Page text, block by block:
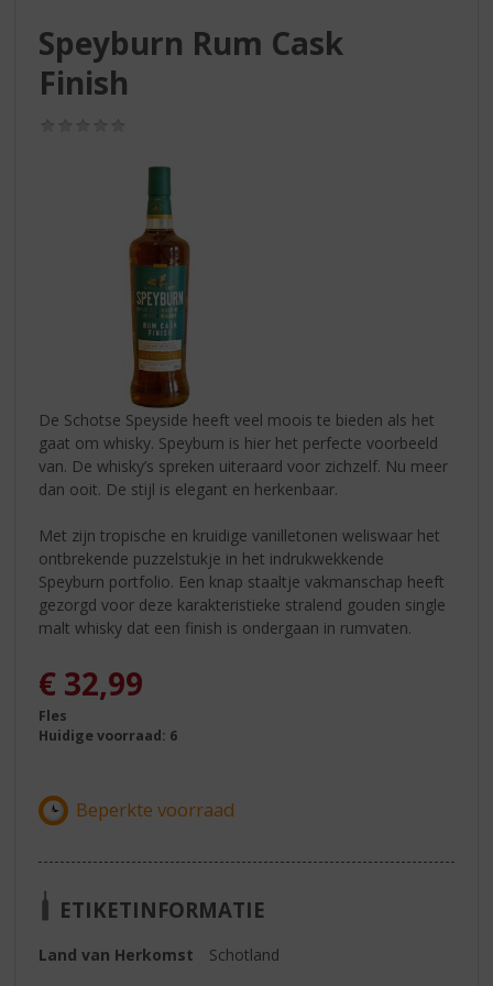
Speyburn Rum Cask
Finish
De Schotse Speyside heeft veel moois te bieden als het
gaat om whisky. Speyburn is hier het perfecte voorbeeld
van. De whisky’s spreken uiteraard voor zichzelf. Nu meer
dan ooit. De stijl is elegant en herkenbaar.
Met zijn tropische en kruidige vanilletonen weliswaar het
ontbrekende puzzelstukje in het indrukwekkende
Speyburn portfolio. Een knap staaltje vakmanschap heeft
gezorgd voor deze karakteristieke stralend gouden single
malt whisky dat een finish is ondergaan in rumvaten.
€ 32,99
Fles
Huidige voorraad: 6
ETIKETINFORMATIE
Land van Herkomst
Schotland